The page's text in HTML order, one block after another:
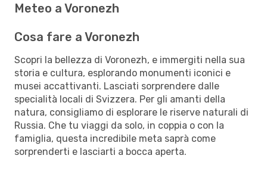
Meteo a Voronezh
Cosa fare a Voronezh
Scopri la bellezza di Voronezh, e immergiti nella sua
storia e cultura, esplorando monumenti iconici e
musei accattivanti. Lasciati sorprendere dalle
specialità locali di Svizzera. Per gli amanti della
natura, consigliamo di esplorare le riserve naturali di
Russia. Che tu viaggi da solo, in coppia o con la
famiglia, questa incredibile meta saprà come
sorprenderti e lasciarti a bocca aperta.